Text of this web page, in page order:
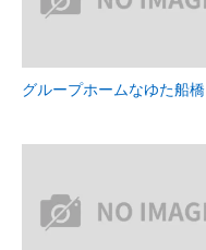
グループホームなゆた船橋